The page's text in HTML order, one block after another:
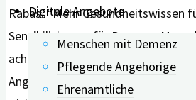
Digitale Angebote
Menschen mit Demenz
Pflegende Angehörige
Ehrenamtliche
Rabas. “Mehr Gesundheitswissen
Sensibilisierung für Demenz.
achtsamer im Umgang mit sich
Angehörigen und mit ihrem Umfeld